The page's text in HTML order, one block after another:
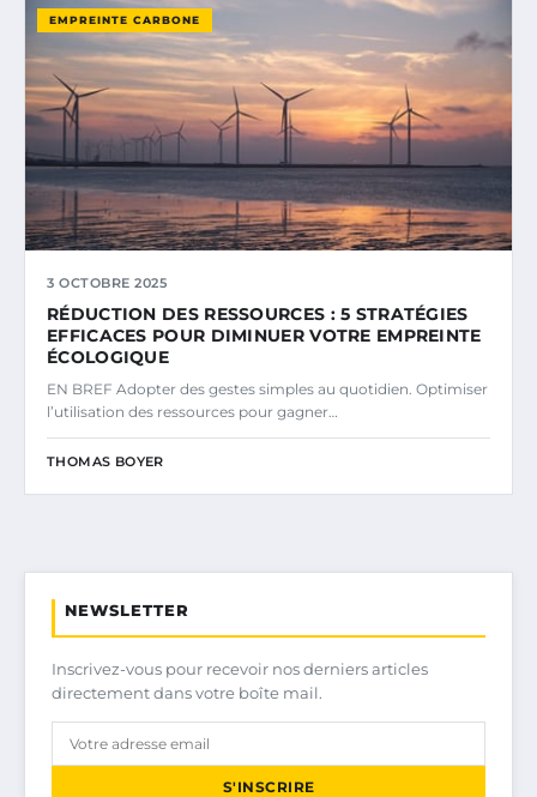
EMPREINTE CARBONE
3 OCTOBRE 2025
RÉDUCTION DES RESSOURCES : 5 STRATÉGIES
EFFICACES POUR DIMINUER VOTRE EMPREINTE
ÉCOLOGIQUE
EN BREF Adopter des gestes simples au quotidien. Optimiser
l’utilisation des ressources pour gagner…
THOMAS BOYER
NEWSLETTER
Inscrivez-vous pour recevoir nos derniers articles
directement dans votre boîte mail.
S'INSCRIRE